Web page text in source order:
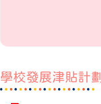
學校發展津貼計劃